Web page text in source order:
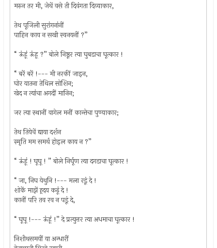
मरुन तर मी, जेथें वसे ती दिवंगता दिव्याकार,
तेथ पूजिली सुरांगनांनीं
पाहिन काय न सखी स्वनयनीं ?”
“ ऊंहूं ऊंहू ?” बोले निष्ठूर त्या घुबडाचा घूत्कार !
“ बरें बरें !--- मी नरकीं जाइन,
घोर यातना तेथिल सोशिन;
खेद न त्यांचा अगदीं मानिन;
जर त्या स्थानीं वागेल मनीं कान्तेचा पुण्याकार;
तेथ तियेचें द्याया दर्शन
स्मृति मम समर्थ होइल काय न ?”
“ ऊंहूं ! घूघू ! ” बोले निर्घूण त्या दगडाचा घूत्कार !
“ जा, निघ येथुनि !--- मला रडूं दे !
शोकें माझें ह्र्दय कढूं दे !
कानीं परि तव रव न पडूं दे,
“ घूघू !--- ऊंहूं !” दे प्रत्युत्तर त्या अधमाचा घूत्कार !
निशीथसमयीं या अन्धारीं